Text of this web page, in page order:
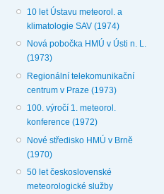
10 let Ústavu meteorol. a
klimatologie SAV (1974)
Nová pobočka HMÚ v Ústi n. L.
(1973)
Regionální telekomunikační
centrum v Praze (1973)
100. výročí 1. meteorol.
konference (1972)
Nové středisko HMÚ v Brně
(1970)
50 let československé
meteorologické služby